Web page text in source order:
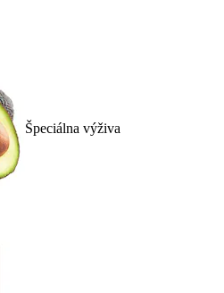
Špeciálna výživa